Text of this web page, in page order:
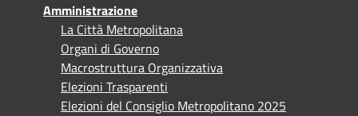
Amministrazione
La Città Metropolitana
Organi di Governo
Macrostruttura Organizzativa
Elezioni Trasparenti
Elezioni del Consiglio Metropolitano 2025